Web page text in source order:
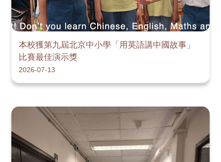
本校獲第九屆北京中小學「用英語講中國故事」
比賽最佳演示獎
2026-07-13